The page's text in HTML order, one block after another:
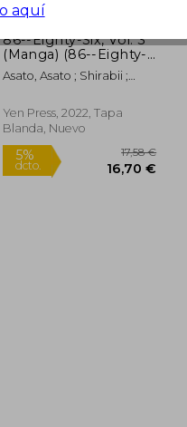
86--Eighty-Six, Vol. 3
(Manga) (86--Eighty-
Six (Manga)) (en
Inglés)
Asato, Asato ; Shirabii ;
Yen Press, 2022, Tapa
Blanda, Nuevo
aquí